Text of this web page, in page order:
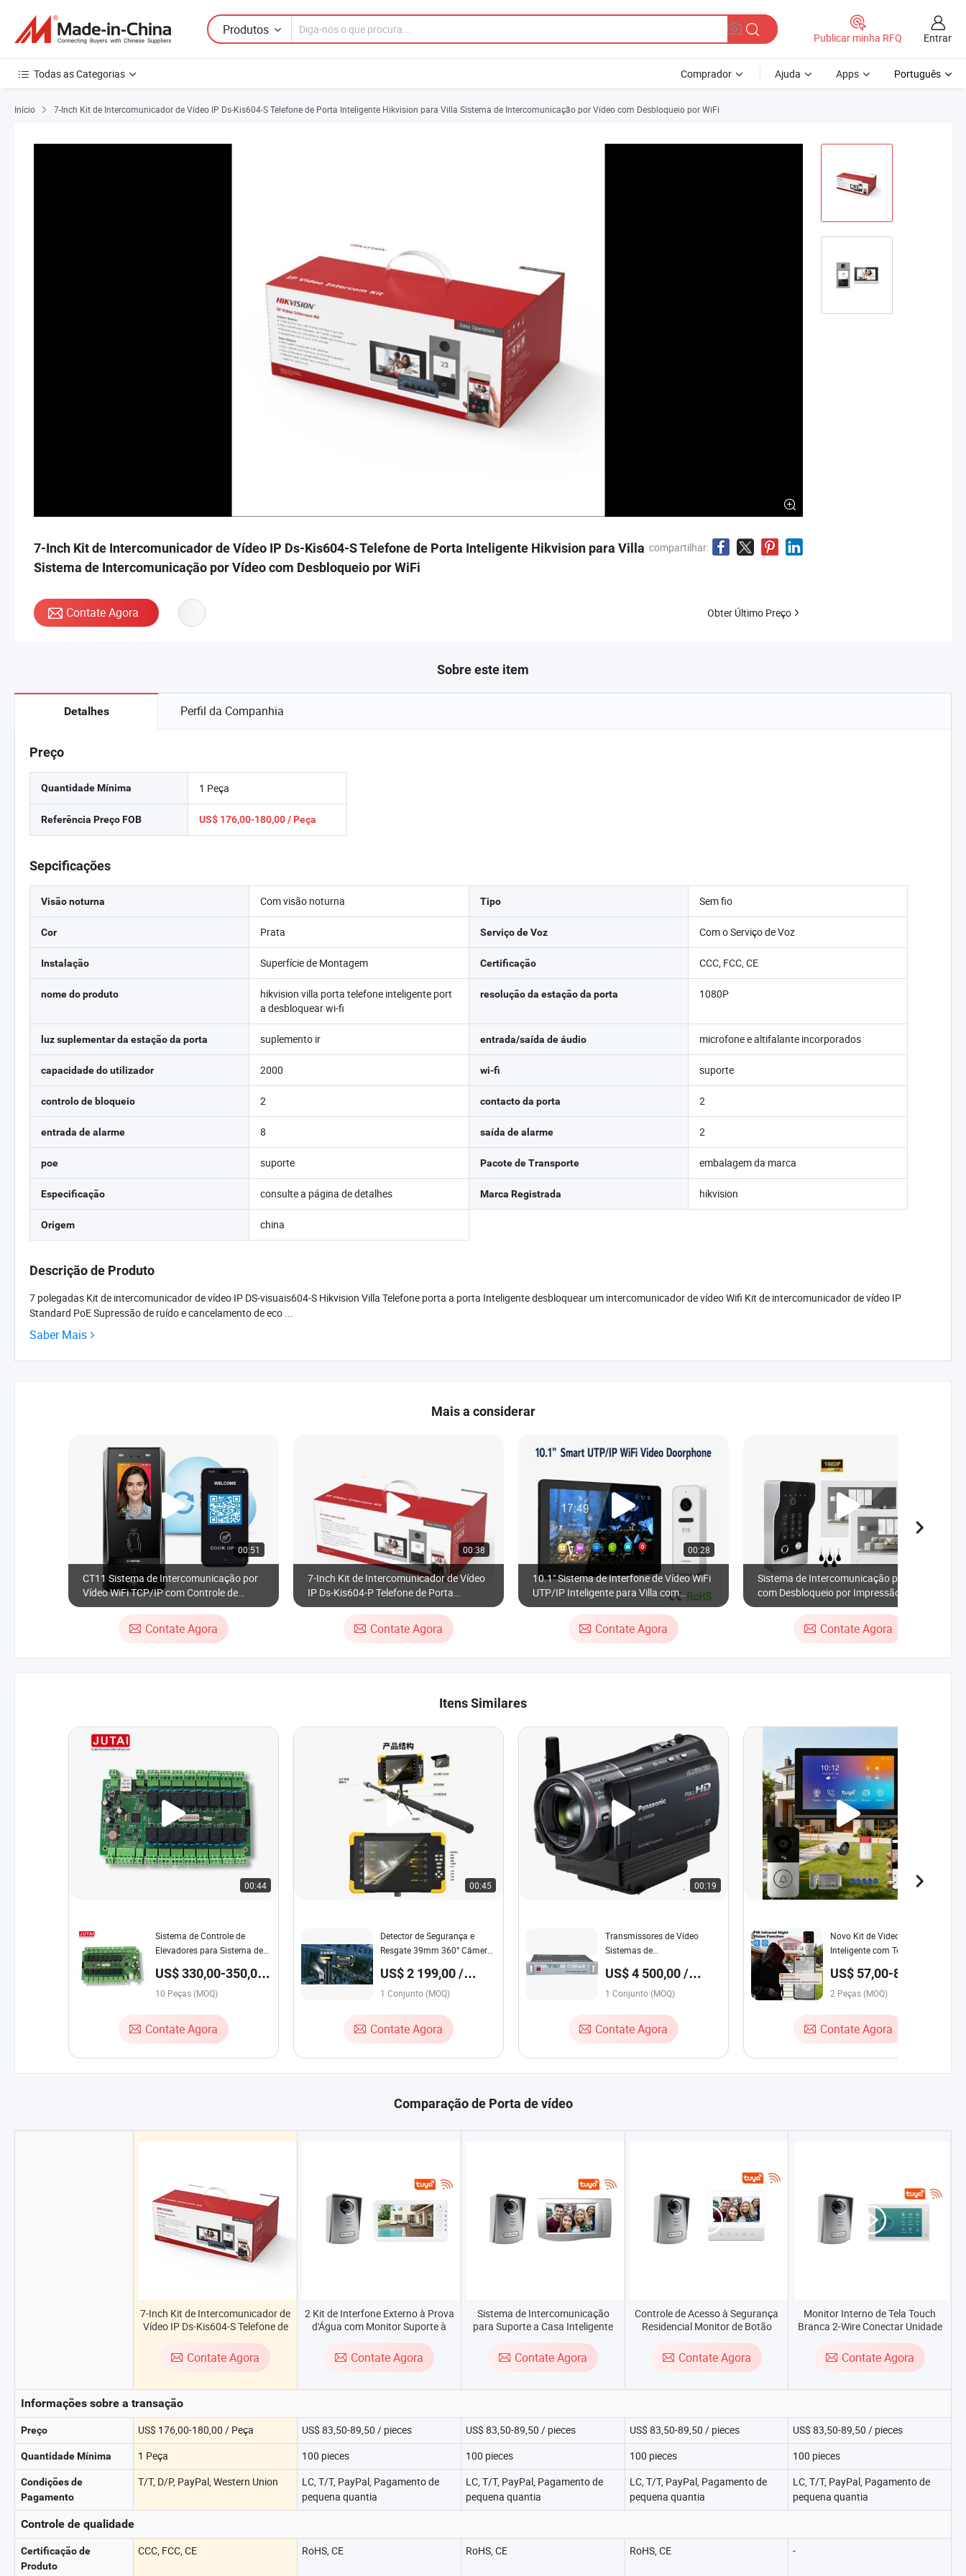
Produtos
Publicar minha RFQ Entrar
Todas as Categorias Comprador Ajuda Apps Português
Início 7-Inch Kit de Intercomunicador de Vídeo IP Ds-Kis604-S Telefone de Porta Inteligente Hikvision para Villa Sistema de Intercomunicação por Vídeo com Desbloqueio por WiFi
7-Inch Kit de Intercomunicador de Vídeo IP Ds-Kis604-S Telefone de Porta Inteligente Hikvision para Villa
Sistema de Intercomunicação por Vídeo com Desbloqueio por WiFi
compartilhar:
Contate Agora Obter Último Preço
Sobre este item
Detalhes Perfil da Companhia
Preço
Quantidade Mínima
Referência Preço FOB
1 Peça
US$ 176,00-180,00 / Peça
Sepcificações
Visão noturna Com visão noturna Tipo Sem fio
Cor Prata Serviço de Voz Com o Serviço de Voz
Instalação Superfície de Montagem Certificação CCC, FCC, CE
nome do produto
hikvision villa porta telefone inteligente port
a desbloquear wi-fi
resolução da estação da porta 1080P
luz suplementar da estação da porta suplemento ir entrada/saída de áudio microfone e altifalante incorporados
capacidade do utilizador 2000 wi-fi suporte
controlo de bloqueio 2 contacto da porta 2
entrada de alarme 8 saída de alarme 2
poe suporte Pacote de Transporte embalagem da marca
Especificação consulte a página de detalhes Marca Registrada hikvision
Origem china
Descrição de Produto
7 polegadas Kit de intercomunicador de vídeo IP DS-visuais604-S Hikvision Villa Telefone porta a porta Inteligente desbloquear um intercomunicador de vídeo Wifi Kit de intercomunicador de vídeo IP
Standard PoE Supressão de ruído e cancelamento de eco ...
Saber Mais
Mais a considerar
00:51
CT11 Sistema de Intercomunicação por
Vídeo WiFi TCP/IP com Controle de
Acesso por Reconhecimento Facial com
SDK Nuvem HTTPS Acesso Remoto para
Abrir a Porta Controle de Acesso
Contate Agora
00:38
7-Inch Kit de Intercomunicador de Vídeo
IP Ds-Kis604-P Telefone de Porta
Inteligente Hikvision para Villa Sistema
de Intercomunicação por Vídeo com
Desbloqueio WiFiContate Agora
00:28
10.1" Sistema de Interfone de Vídeo WiFi
UTP/IP Inteligente para Villa com
Desbloqueio por Cartão
Contate Agora
Sistema de Intercomunicação por Vídeo
com Desbloqueio por Impressão Digital
5in1 para Campainha WiFi para Casa,
Monitor Touch Inteligente Tuya 1080P
Proteção de Segurança
Contate Agora
Itens Similares
00:44
Sistema de Controle de
Elevadores para Sistema de
Edifícios
US$ 330,00-350,00
/ Peça
10 Peças (MOQ)
Contate Agora
00:45
Detector de Segurança e
Resgate 39mm 360° Câmera
Sistema de Intercomunicação
de Áudio e Vídeo com DVR
US$ 2 199,00 /
Conjunto
1 Conjunto (MOQ)
Contate Agora
00:19
Transmissores de Vídeo
Sistemas de
Transmissão Sem Fio
US$ 4 500,00 /
Conjunto
1 Conjunto (MOQ)
Contate Agora
00:44
Novo Kit de Videoporteiro
Inteligente com Tela HD de 7
Detecção de Movimento PIR,
Campainha com Alarme Anti-
US$ 57,00-87,00 /
Peça
2 Peças (MOQ)
Contate Agora
Comparação de Porta de vídeo
7-Inch Kit de Intercomunicador de
Vídeo IP Ds-Kis604-S Telefone de
Villa Sistema de Intercomunicação
por Vídeo com Desbloqueio por
Contate Agora
2 Kit de Interfone Externo à Prova
d'Água com Monitor Suporte à
WiFi Vídeo Porteiro
Contate Agora
Sistema de Intercomunicação
para Suporte a Casa Inteligente
Porta Kit de Vídeo Porteiro Tuya
Wifl
Contate Agora
Controle de Acesso à Segurança
Residencial Monitor de Botão
Unidade Externa WiFi Vídeo
Porteiros
Contate Agora
Monitor Interno de Tela Touch
Branca 2-Wire Conectar Unidade
Noturna com Caixa IP Telefones
de Porta
Contate Agora
Informações sobre a transação
Preço US$ 176,00-180,00 / Peça US$ 83,50-89,50 / pieces US$ 83,50-89,50 / pieces US$ 83,50-89,50 / pieces US$ 83,50-89,50 / pieces
Quantidade Mínima 1 Peça 100 pieces 100 pieces 100 pieces 100 pieces
Condições de
Pagamento
T/T, D/P, PayPal, Western Union
LC, T/T, PayPal, Pagamento de
pequena quantia
LC, T/T, PayPal, Pagamento de
pequena quantia
LC, T/T, PayPal, Pagamento de
pequena quantia
LC, T/T, PayPal, Pagamento de
pequena quantia
Controle de qualidade
Certificação de
Produto
CCC, FCC, CE RoHS, CE RoHS, CE RoHS, CE -